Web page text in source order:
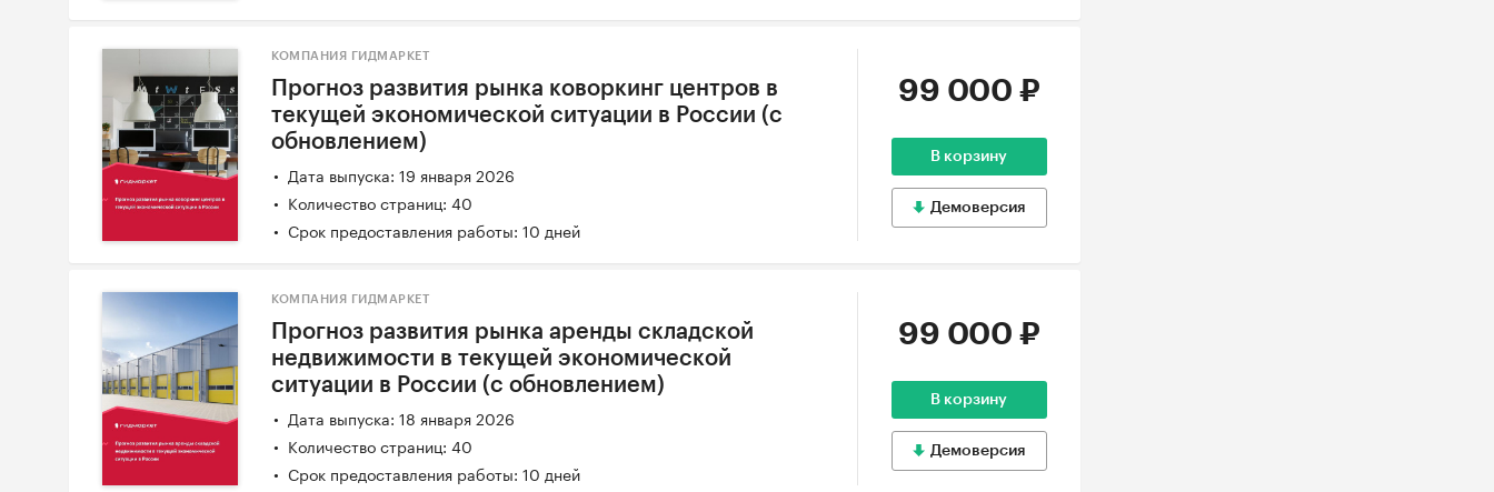
КОМПАНИЯ ГИДМАРКЕТ
Прогноз развития рынка коворкинг центров в
текущей экономической ситуации в России (с
обновлением)
Дата выпуска: 19 января 2026
Количество страниц: 40
Срок предоставления работы: 10 дней
99 000 ₽
В корзину
Демоверсия
КОМПАНИЯ ГИДМАРКЕТ
Прогноз развития рынка аренды складской
недвижимости в текущей экономической
ситуации в России (с обновлением)
Дата выпуска: 18 января 2026
Количество страниц: 40
Срок предоставления работы: 10 дней
99 000 ₽
В корзину
Демоверсия